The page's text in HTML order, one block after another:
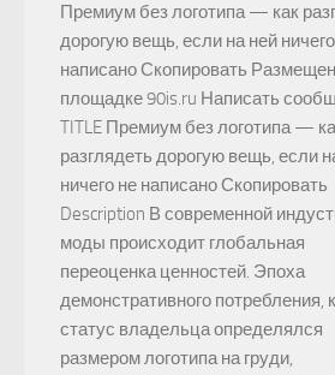
Премиум без логотипа — как
дорогую вещь, если на ней
написано Скопировать
площадке 90is.ru Написать
TITLE Премиум без логотипа —
разглядеть дорогую вещь, если
ничего не написано Скопировать
Description В современной
моды происходит глобальная
переоценка ценностей. Эпоха
демонстративного потребления,
статус владельца определялся
размером логотипа на груди,